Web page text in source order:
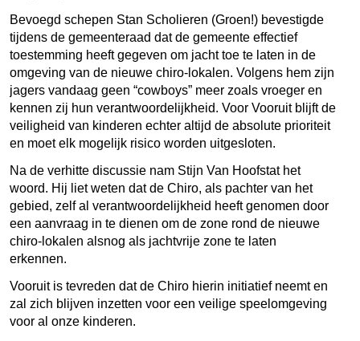
Bevoegd schepen Stan Scholieren (Groen!) bevestigde
tijdens de gemeenteraad dat de gemeente effectief
toestemming heeft gegeven om jacht toe te laten in de
omgeving van de nieuwe chiro-lokalen. Volgens hem zijn
jagers vandaag geen “cowboys” meer zoals vroeger en
kennen zij hun verantwoordelijkheid. Voor Vooruit blijft de
veiligheid van kinderen echter altijd de absolute prioriteit
en moet elk mogelijk risico worden uitgesloten.
Na de verhitte discussie nam Stijn Van Hoofstathet
woord. Hij liet weten dat de Chiro, als pachter van het
gebied, zelf al verantwoordelijkheid heeft genomen door
een aanvraag in te dienen om de zone rond de nieuwe
chiro-lokalen alsnog als jachtvrije zone te laten
erkennen.
Vooruit is tevreden dat de Chiro hierin initiatief neemt en
zal zich blijven inzetten voor een veilige speelomgeving
voor al onze kinderen.